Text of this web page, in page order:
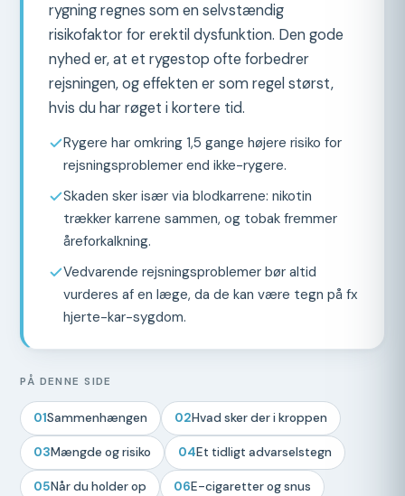
rygning regnes som en selvstændig
risikofaktor for erektil dysfunktion. Den gode
nyhed er, at et rygestop ofte forbedrer
rejsningen, og effekten er som regel størst,
hvis du har røget i kortere tid.
Rygere har omkring 1,5 gange højere risiko for
rejsningsproblemer end ikke-rygere.
Skaden sker især via blodkarrene: nikotin
trækker karrene sammen, og tobak fremmer
åreforkalkning.
Vedvarende rejsningsproblemer bør altid
vurderes af en læge, da de kan være tegn på fx
hjerte-kar-sygdom.
PÅ DENNE SIDE
01Sammenhængen 02Hvad sker der i kroppen
03Mængde og risiko 04Et tidligt advarselstegn
05Når du holder op 06E-cigaretter og snus